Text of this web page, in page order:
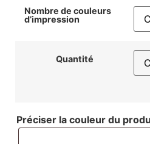
Nombre de couleurs
d’impression
Quantité
Préciser la couleur du